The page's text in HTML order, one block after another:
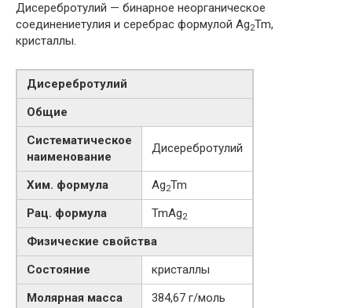
Дисеребротулий — бинарное неорганическое
соединениетулия и серебрас формулой Ag2Tm,
кристаллы.
Дисеребротулий
Общие
Систематическое
наименование
Дисеребротулий
Хим. формула Ag2Tm
Рац. формула
TmAg2
Физические свойства
Состояние
кристаллы
Молярная масса
384,67 г/моль